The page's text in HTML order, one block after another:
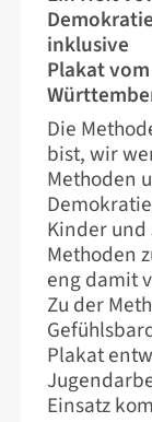
inklusive
Plakat
Die
bist, wir
Methoden
Kinder
Methoden
eng damit
Zu der
Plakat
Einsatz